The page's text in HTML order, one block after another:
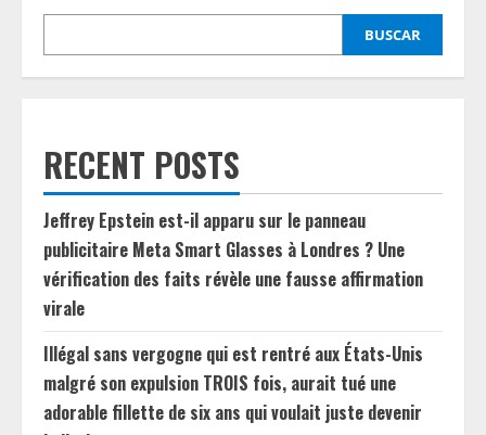
BUSCAR
RECENT POSTS
Jeffrey Epstein est-il apparu sur le panneau
publicitaire Meta Smart Glasses à Londres ? Une
vérification des faits révèle une fausse affirmation
virale
Illégal sans vergogne qui est rentré aux États-Unis
malgré son expulsion TROIS fois, aurait tué une
adorable fillette de six ans qui voulait juste devenir